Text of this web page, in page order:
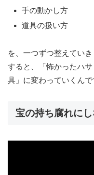
手の動かし方
道具の扱い方
を、一つずつ整えていき
すると、「怖かったハ
具」に変わっていくんで
宝の持ち腐れに